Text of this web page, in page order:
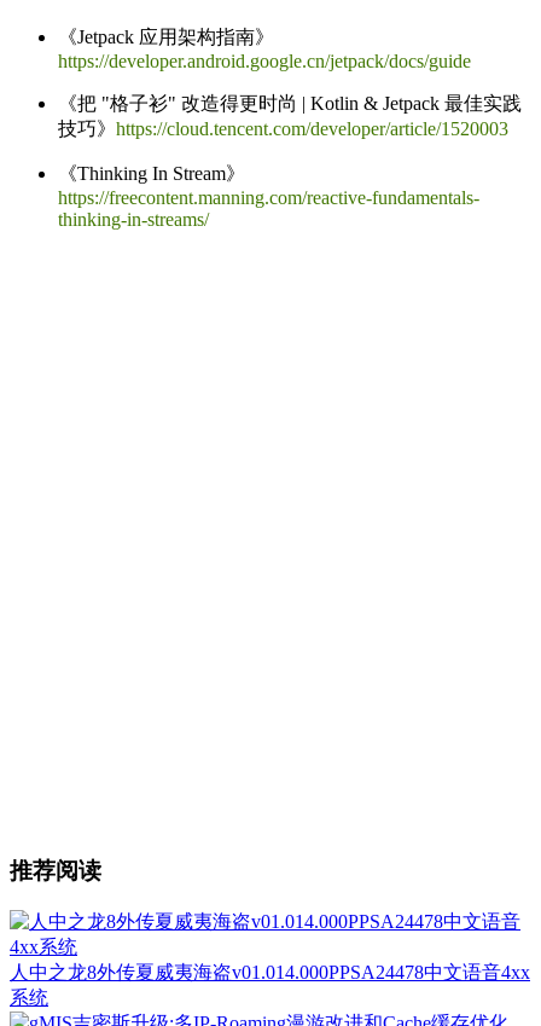
《Jetpack 应用架构指南》
https://developer.android.google.cn/jetpack/docs/guide
《把 "格子衫" 改造得更时尚 | Kotlin & Jetpack 最佳实践
技巧》 https://cloud.tencent.com/developer/article/1520003
《Thinking In Stream》
https://freecontent.manning.com/reactive-fundamentals-
thinking-in-streams/
推荐阅读
人中之龙8外传夏威夷海盗v01.014.000PPSA24478中文语音4xx
系统